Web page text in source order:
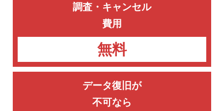
調査・キャンセル
費用
無料
データ復旧が
不可なら